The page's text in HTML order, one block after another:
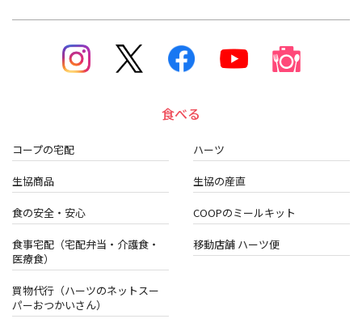
食べる
コープの宅配 ハーツ
生協商品 生協の産直
食の安全・安心 COOPのミールキット
食事宅配（宅配弁当・介護食・
医療食）
移動店舗 ハーツ便
買物代行（ハーツのネットスー
パーおつかいさん）